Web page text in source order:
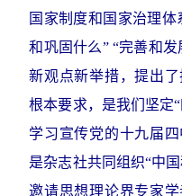
国家制度和国家治理
和巩固什么” “完善和
新观点新举措，提出
根本要求，是我们坚定
学习宣传党的十九届
是杂志社共同组织“中
邀请思想理论界专家